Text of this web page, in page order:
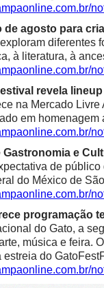
de agosto para
diferentes
à literatura, à
revela
na Mercado
em homenagem
Gastronomia e
de
do México de
programação
do Gato, a
música e feira.
estreia do